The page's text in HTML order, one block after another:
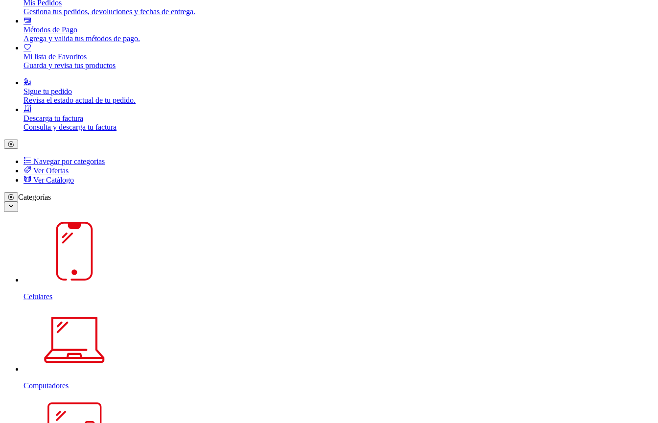
Mis Pedidos
Gestiona tus pedidos, devoluciones y fechas de entrega.
Métodos de Pago
Agrega y valida tus métodos de pago.
Mi lista de Favoritos
Guarda y revisa tus productos
Sigue tu pedido
Revisa el estado actual de tu pedido.
Descarga tu factura
Consulta y descarga tu factura
Navegar por categorias
Ver Ofertas
Ver Catálogo
Categorías
Celulares
Computadores